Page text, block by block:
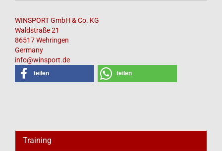
WINSPORT GmbH & Co. KG
Waldstraße 21
86517 Wehringen
Germany
info@winsport.de
teilen teilen
Training